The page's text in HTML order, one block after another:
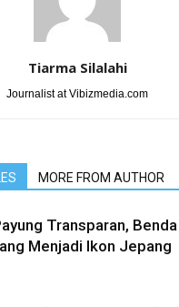
Tiarma Silalahi
Journalist at Vibizmedia.com
MORE FROM AUTHOR
Transparan,
Menjadi Ikon Jepang